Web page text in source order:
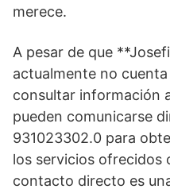
merece.
A pesar de que
actualmente no
consultar información
pueden comunicarse
931023302.0 para
los servicios ofrecidos
contacto directo es